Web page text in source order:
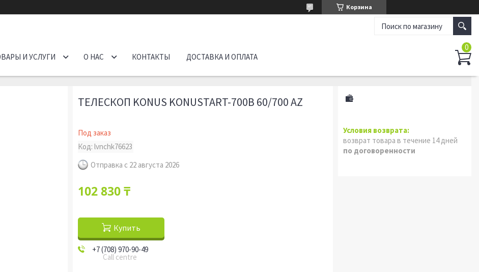
Корзина
И УСЛУГИ О НАС КОНТАКТЫ ДОСТАВКА И ОПЛАТА
ТЕЛЕСКОП KONUS KONUSTART-700B 60/700 AZ
Под заказ
Код:lvnchk76623
Отправка с 22 августа 2026
102 830 ₸
Купить
+7 (708) 970-90-49
Call centre
возврат товара в течение 14 дней
по договоренности